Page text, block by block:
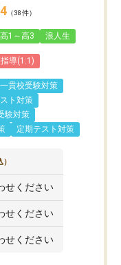
（38件）
高1～高3 浪人生
導(1:1)
貫校受験対策
ト対策
験対策
定期テスト対策
）
せください
せください
せください